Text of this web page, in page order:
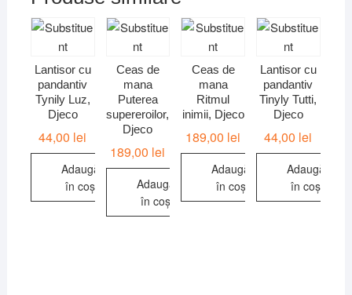
Lantisor cu
pandantiv
Tynily Luz,
Djeco
44,00 lei
Adaugă
în coș
Ceas de
mana
Puterea
supereroilor,
Djeco
189,00 lei
Adaugă
în coș
Ceas de
mana
Ritmul
inimii, Djeco
189,00 lei
Adaugă
în coș
Lantisor cu
pandantiv
Tinyly Tutti,
Djeco
44,00 lei
Adaugă
în coș